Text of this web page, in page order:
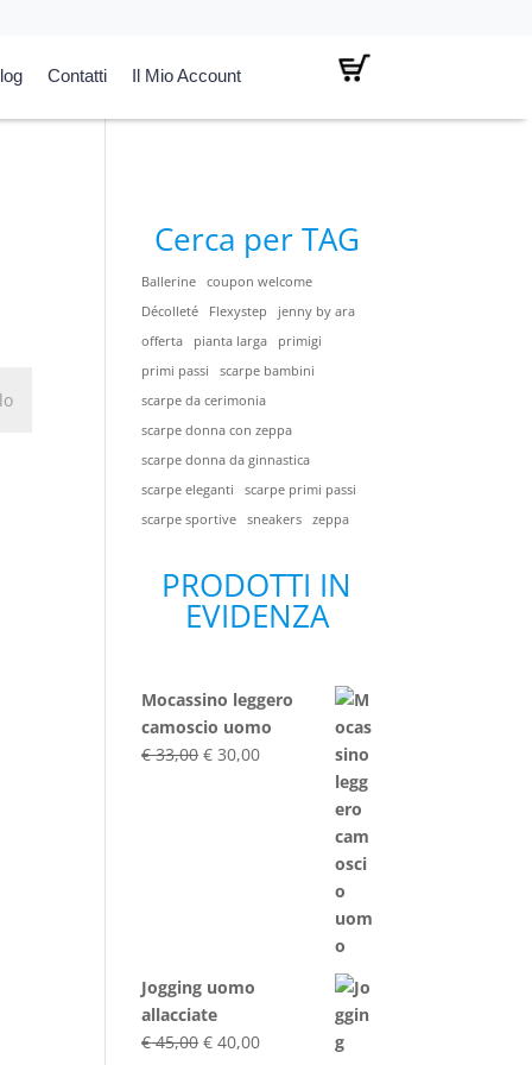
Contatti Il Mio Account
Cerca per TAG
Ballerine
coupon welcome
Décolleté
Flexystep
jenny by ara
offerta
pianta larga
primigi
primi passi
scarpe bambini
scarpe da cerimonia
scarpe donna con zeppa
scarpe donna da ginnastica
scarpe eleganti
scarpe primi passi
scarpe sportive
sneakers zeppa
PRODOTTI IN
EVIDENZA
Mocassino leggero
camoscio uomo
€33,00 Il
€ 30,00Il
Jogging uomo
allacciate
€45,00 Il
€ 40,00Il